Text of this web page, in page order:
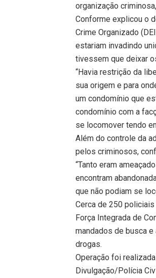
organização
Conforme explicou o
Crime Organizado
estariam invadindo
tivessem que deixar
“Havia restrição da
sua origem e para
um condomínio que
condomínio com a
se locomover tendo
Além do controle da
pelos criminosos,
“Tanto eram
encontram
que não podiam se
Cerca de 250
Força Integrada de
mandados de busca
drogas.
Operação foi
Divulgação/Polícia